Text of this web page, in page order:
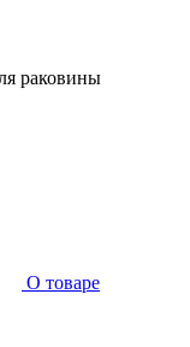
раковины
О товаре